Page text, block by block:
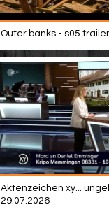
Outer banks - s05
Aktenzeichen xy...
29.07.2026